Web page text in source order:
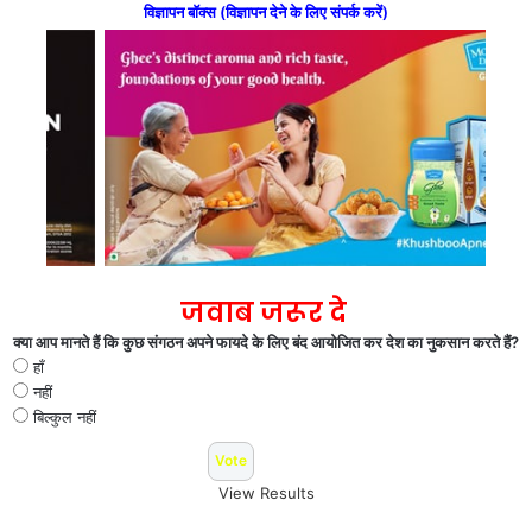
विज्ञापन बॉक्स (विज्ञापन देने के लिए संपर्क करें)
जवाब जरूर दे
क्या आप मानते हैं कि कुछ संगठन अपने फायदे के लिए बंद आयोजित कर देश का नुकसान करते हैं?
हाँ
नहीं
बिल्कुल नहीं
View Results